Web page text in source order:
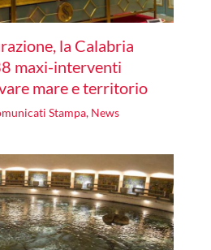
la Calabria
maxi-interventi
mare e territorio
Stampa, News